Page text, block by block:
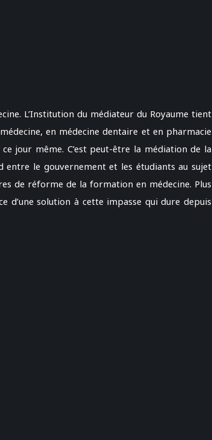
L’Institution du médiateur du Royaume tient
en médecine dentaire et en pharmacie
jour même. C’est peut-être la médiation de la
entre le gouvernement et les étudiants au sujet
de réforme de la formation en médecine. Plus
d’une solution à cette impasse qui dure depuis